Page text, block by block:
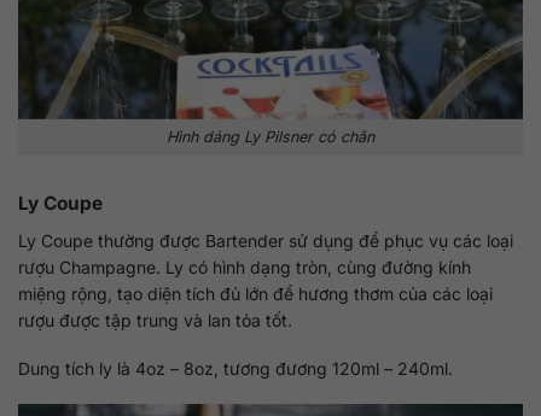
Hình dáng Ly Pilsner có chân
Ly Coupe
Ly Coupe thường được Bartender sử dụng để phục vụ các loại
rượu Champagne. Ly có hình dạng tròn, cùng đường kính
miệng rộng, tạo diện tích đủ lớn để hương thơm của các loại
rượu được tập trung và lan tỏa tốt.
Dung tích ly là 4oz – 8oz, tương đương 120ml – 240ml.